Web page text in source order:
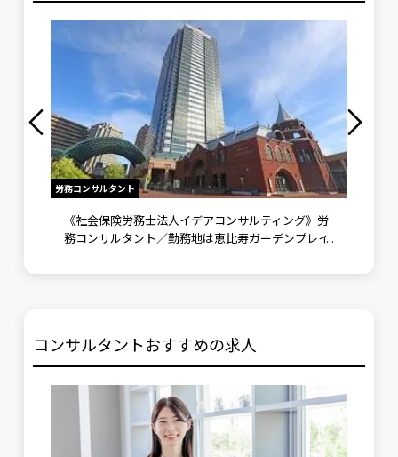
労務コンサルタント
《社会保険労務士法人イデアコンサルティング》労
務コンサルタント／勤務地は恵比寿ガーデンプレイ
コンサルタントおすすめの求人